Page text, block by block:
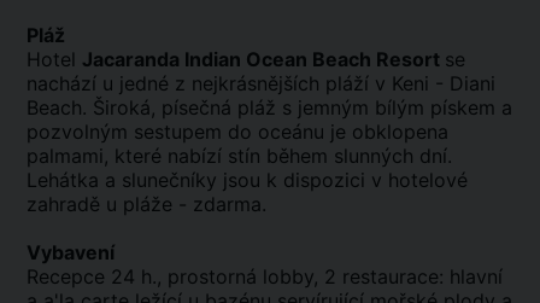
Pláž
Hotel Jacaranda Indian Ocean Beach Resort se
nachází u jedné z nejkrásnějších pláží v Keni - Diani
Beach. Široká, písečná pláž s jemným bílým pískem a
pozvolným sestupem do oceánu je obklopena
palmami, které nabízí stín během slunných dní.
Lehátka a slunečníky jsou k dispozici v hotelové
zahradě u pláže - zdarma.
Vybavení
Recepce 24 h., prostorná lobby, 2 restaurace: hlavní